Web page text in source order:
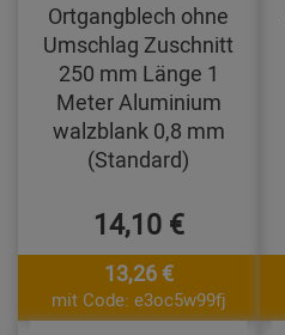
Ortgangblech ohne
Umschlag Zuschnitt
250 mm Länge 1
Meter Aluminium
walzblank 0,8 mm
(Standard)
14,10 €
13,26 €
mit Code: e3oc5w99fj